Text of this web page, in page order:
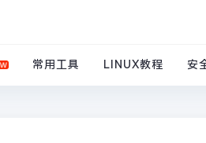
常用工具 LINUX教程 安